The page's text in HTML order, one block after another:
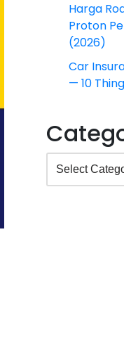
Harga
Proton
(2026)
Car
— 10